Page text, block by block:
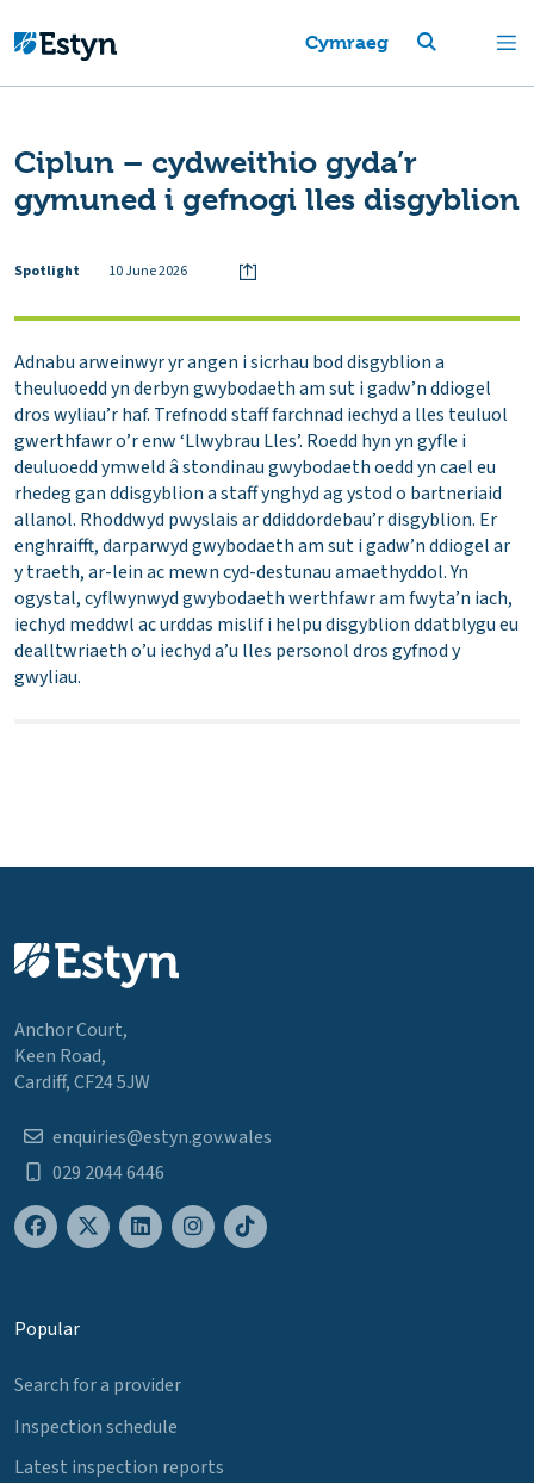
Cymraeg
Ciplun – cydweithio gyda’r
gymuned i gefnogi lles disgyblion
Spotlight 10 June 2026
Adnabu arweinwyr yr angen i sicrhau bod disgyblion a
theuluoedd yn derbyn gwybodaeth am sut i gadw’n ddiogel
dros wyliau’r haf. Trefnodd staff farchnad iechyd a lles teuluol
gwerthfawr o’r enw ‘Llwybrau Lles’. Roedd hyn yn gyfle i
deuluoedd ymweld â stondinau gwybodaeth oedd yn cael eu
rhedeg gan ddisgyblion a staff ynghyd ag ystod o bartneriaid
allanol. Rhoddwyd pwyslais ar ddiddordebau’r disgyblion. Er
enghraifft, darparwyd gwybodaeth am sut i gadw’n ddiogel ar
y traeth, ar-lein ac mewn cyd-destunau amaethyddol. Yn
ogystal, cyflwynwyd gwybodaeth werthfawr am fwyta’n iach,
iechyd meddwl ac urddas mislif i helpu disgyblion ddatblygu eu
dealltwriaeth o’u iechyd a’u lles personol dros gyfnod y
gwyliau.
Anchor Court,
Keen Road,
Cardiff, CF24 5JW
enquiries@estyn.gov.wales
029 2044 6446
Popular
Search for a provider
Inspection schedule
Latest inspection reports